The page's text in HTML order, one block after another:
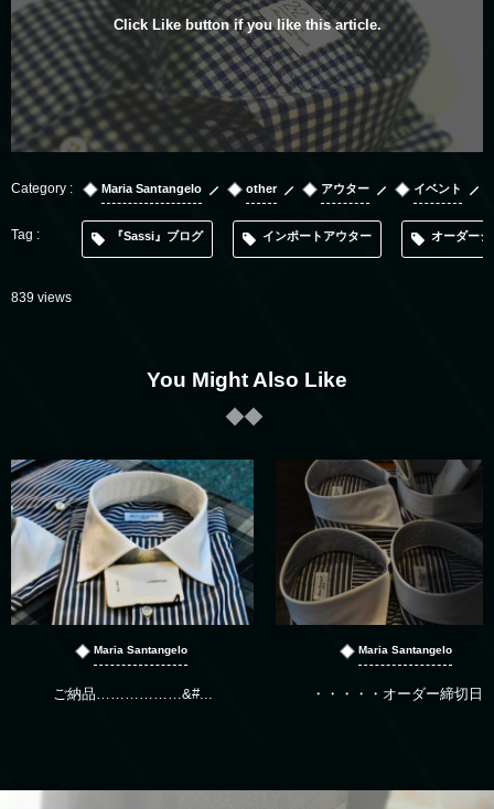
Click Like button if you like this article.
Maria Santangelo other アウター イベント
『Sassi』ブログ インポートアウター オーダー
839 views
You Might Also Like
Maria Santangelo
ご納品………………&#...
Maria Santangelo
・・・・・オーダー締切日